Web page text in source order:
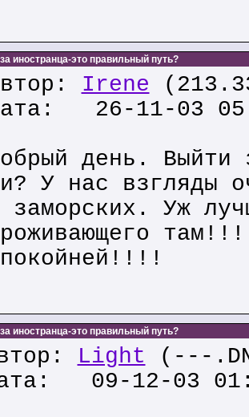
иностранца-это правильный путь?
Irene
26-11-03
день. Выйти
У нас взгляды
заморских. Уж
иностранца-это правильный путь?
Light (---
09-12-03